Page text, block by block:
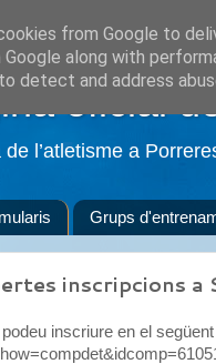
oficial
de l’atletisme a
Grups
inscripcions a
inscriure en el
from Google to
Google along with
detect and address